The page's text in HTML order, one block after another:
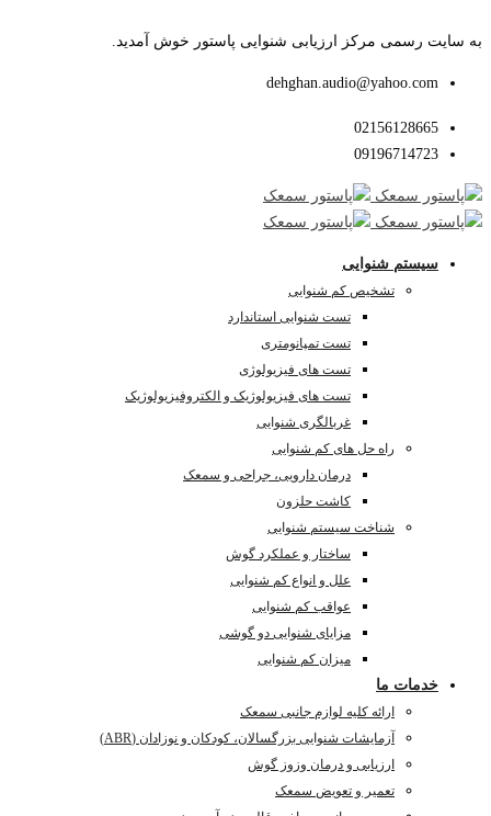
به سایت رسمی مرکز ارزیابی شنوایی پاستور خوش آمدید.
dehghan.audio@yahoo.com
02156128665
09196714723
سیستم شنوایی
تشخیص کم شنوایی
تست شنوایی استاندارد
تست تمپانومتری
تست های فیزیولوژی
تست های فیزیولوژیک و الکتروفیزیولوژیک
غربالگری شنوایی
راه حل های کم شنوایی
درمان دارویی، جراحی و سمعک
کاشت حلزون
شناخت سیستم شنوایی
ساختار و عملکرد گوش
علل و انواع کم شنوایی
عواقب کم شنوایی
مزایای شنوایی دو گوشی
میزان کم شنوایی
خدمات ما
ارائه کلیه لوازم جانبی سمعک
آزمایشات شنوایی بزرگسالان، کودکان و نوزادان (ABR)
ارزیابی و درمان وزوز گوش
تعمیر و تعویض سمعک